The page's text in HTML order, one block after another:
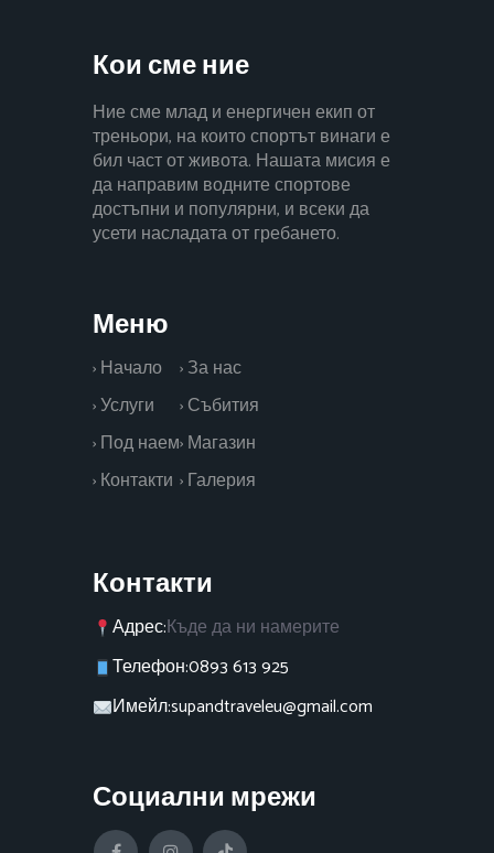
Кои сме ние
Ние сме млад и енергичен екип от
треньори, на които спортът винаги е
бил част от живота. Нашата мисия е
да направим водните спортове
достъпни и популярни, и всеки да
усети насладата от гребането.
Меню
› Начало
› Услуги
› Под наем
› Контакти
› За нас
› Събития
› Магазин
› Галерия
Контакти
Адрес:Къде да ни намерите
Телефон:0893 613 925
Имейл:supandtraveleu@gmail.com
Социални мрежи